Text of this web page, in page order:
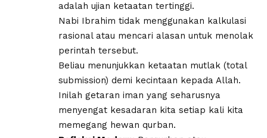
adalah ujian ketaatan tertinggi.
Nabi Ibrahim tidak menggunakan kalkulasi
rasional atau mencari alasan untuk menolak
perintah tersebut.
Beliau menunjukkan ketaatan mutlak (total
submission) demi kecintaan kepada Allah.
Inilah getaran iman yang seharusnya
menyengat kesadaran kita setiap kali kita
memegang hewan qurban.